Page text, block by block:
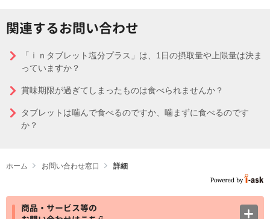
関連するお問い合わせ
「ｉｎタブレット塩分プラス」は、1日の摂取量や上限量は決ま
っていますか？
賞味期限が過ぎてしまったものは食べられませんか？
タブレットは噛んで食べるのですか、噛まずに食べるのです
か？
ホーム お問い合わせ窓口 詳細
商品・サービス等の